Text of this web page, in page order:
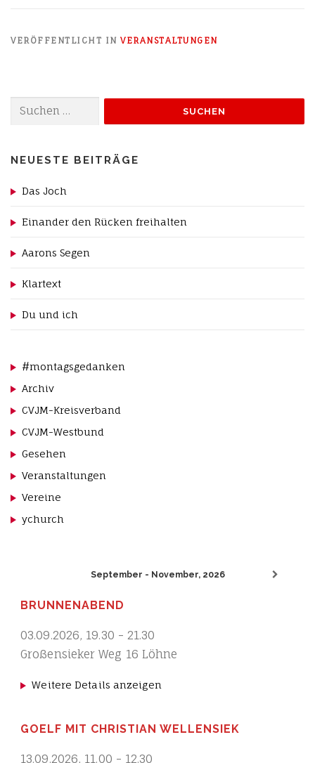
VERÖFFENTLICHT IN VERANSTALTUNGEN
nach:
NEUESTE BEITRÄGE
Das Joch
Einander den Rücken freihalten
Aarons Segen
Klartext
Du und ich
#montagsgedanken
Archiv
CVJM-Kreisverband
CVJM-Westbund
Gesehen
Veranstaltungen
Vereine
ychurch
September - November, 2026
BRUNNENABEND
03.09.2026, 19.30 - 21.30
Großensieker Weg 16 Löhne
Weitere Details anzeigen
GOELF MIT CHRISTIAN WELLENSIEK
13.09.2026, 11.00 - 12.30